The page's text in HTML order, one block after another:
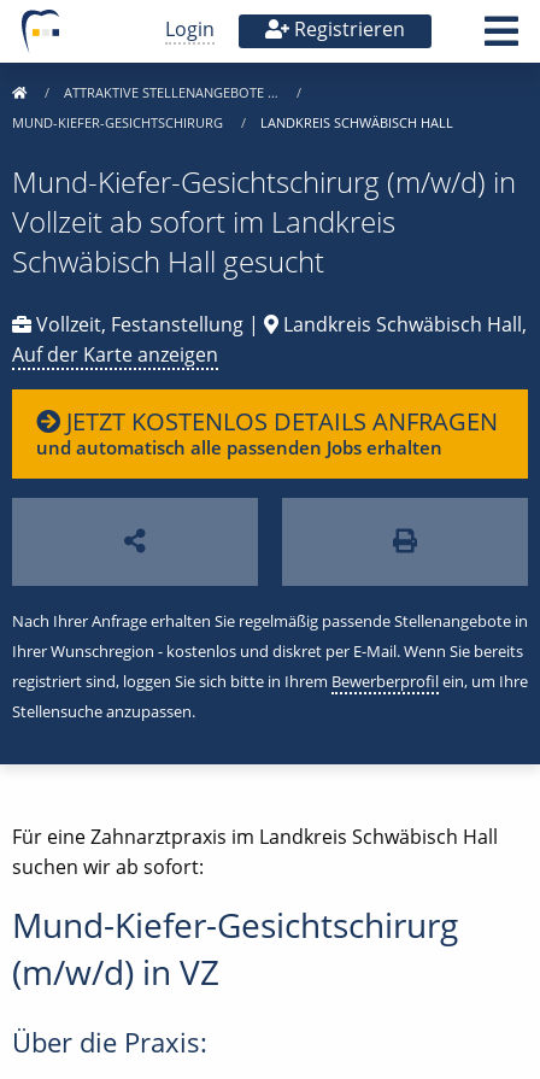
Login Registrieren
ATTRAKTIVE STELLENANGEBOTE …
MUND-KIEFER-GESICHTSCHIRURG
LANDKREIS SCHWÄBISCH HALL
Mund-Kiefer-Gesichtschirurg (m/w/d) in
Vollzeit ab sofort im Landkreis
Schwäbisch Hall gesucht
Vollzeit, Festanstellung |
Landkreis Schwäbisch Hall,
Auf der Karte anzeigen
JETZT KOSTENLOS DETAILS ANFRAGEN
und automatisch alle passenden Jobs erhalten
Nach Ihrer Anfrage erhalten Sie regelmäßig passende Stellenangebote in
Ihrer Wunschregion - kostenlos und diskret per E-Mail. Wenn Sie bereits
registriert sind, loggen Sie sich bitte in Ihrem Bewerberprofilein, um Ihre
Stellensuche anzupassen.
Für eine Zahnarztpraxis im Landkreis Schwäbisch Hall
suchen wir ab sofort:
Mund-Kiefer-Gesichtschirurg
(m/w/d) in VZ
Über die Praxis: